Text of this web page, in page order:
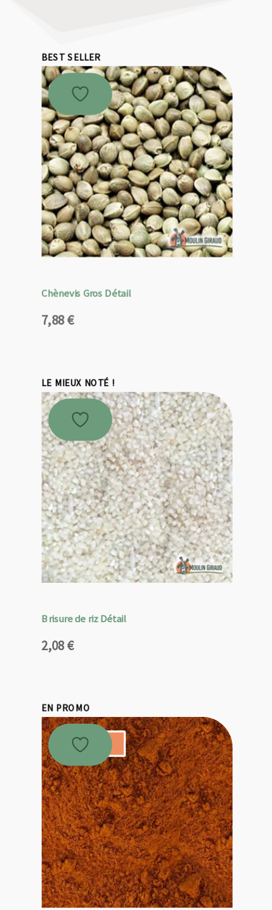
BEST SELLER
Chènevis Gros Détail
7,88€
LE MIEUX NOTÉ !
Brisure de riz Détail
2,08€
EN PROMO
Promo !